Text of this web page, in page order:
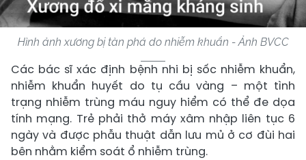
Hình ảnh xương bị tàn phá do nhiễm khuẩn - Ảnh BVCC
Các bác sĩ xác định bệnh nhi bị sốc nhiễm khuẩn,
nhiễm khuẩn huyết do tụ cầu vàng – một tình
trạng nhiễm trùng máu nguy hiểm có thể đe dọa
tính mạng. Trẻ phải thở máy xâm nhập liên tục 6
ngày và được phẫu thuật dẫn lưu mủ ở cơ đùi hai
bên nhằm kiểm soát ổ nhiễm trùng.